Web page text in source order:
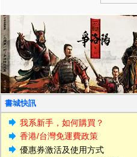
書城快訊
我系新手，如何購買？
香港/台灣免運費政策
優惠券激活及使用方式